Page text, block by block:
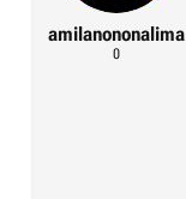
amilanononalima
0